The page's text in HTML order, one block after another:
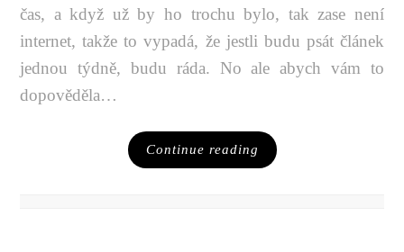
čas, a když už by ho trochu bylo, tak zase není
internet, takže to vypadá, že jestli budu psát článek
jednou týdně, budu ráda. No ale abych vám to
dopověděla…
Continue reading